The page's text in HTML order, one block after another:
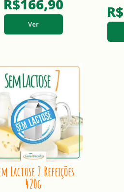
R$166,90
Ver
Lactose 7 Refeições
420g